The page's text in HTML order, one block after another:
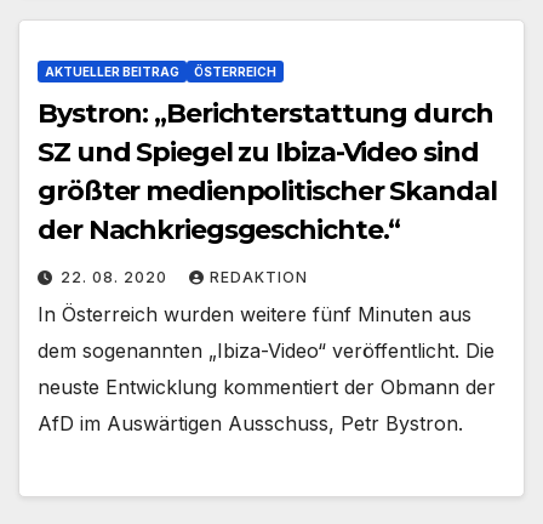
AKTUELLER BEITRAG ÖSTERREICH
Bystron: „Berichterstattung durch
SZ und Spiegel zu Ibiza-Video sind
größter medienpolitischer Skandal
der Nachkriegsgeschichte.“
22. 08. 2020 REDAKTION
In Österreich wurden weitere fünf Minuten aus
dem sogenannten „Ibiza-Video“ veröffentlicht. Die
neuste Entwicklung kommentiert der Obmann der
AfD im Auswärtigen Ausschuss, Petr Bystron.